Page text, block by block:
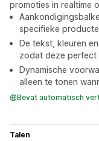
promoties in realtime
specifieke
De tekst, kleuren
zodat deze perfect
Dynamische
alleen te tonen
Bevat automatisch
Talen